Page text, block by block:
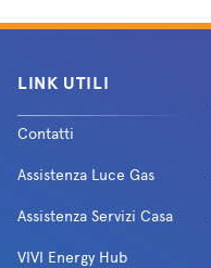
LINK UTILI
Contatti
Assistenza Luce Gas
Assistenza Servizi Casa
VIVI Energy Hub